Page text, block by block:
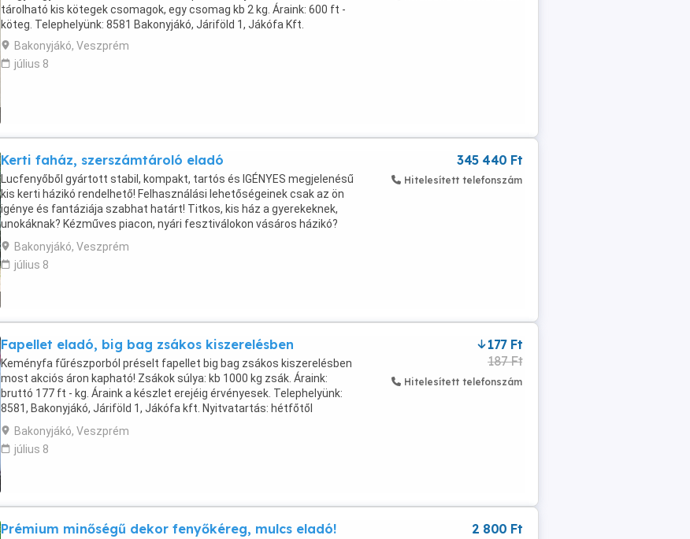
tárolható kis kötegek csomagok, egy csomag kb 2 kg. Áraink: 600 ft -
köteg. Telephelyünk: 8581 Bakonyjákó, Járiföld 1, Jákófa Kft.
Bakonyjákó, Veszprém
július 8
Kerti faház, szerszámtároló eladó
Lucfenyőből gyártott stabil, kompakt, tartós és IGÉNYES megjelenésű
kis kerti házikó rendelhető! Felhasználási lehetőségeinek csak az ön
igénye és fantáziája szabhat határt! Titkos, kis ház a gyerekeknek,
unokáknak? Kézműves piacon, nyári fesztiválokon vásáros házikó?
Vagy már csak tényleg egy ...
Bakonyjákó, Veszprém
július 8
345 440 Ft
Hitelesített telefonszám
Fapellet eladó, big bag zsákos kiszerelésben
Keményfa fűrészporból préselt fapellet big bag zsákos kiszerelésben
most akciós áron kapható! Zsákok súlya: kb 1000 kg zsák. Áraink:
bruttó 177 ft - kg. Áraink a készlet erejéig érvényesek. Telephelyünk:
8581, Bakonyjákó, Járiföld 1, Jákófa kft. Nyitvatartás: hétfőtől
péntekig, reggel 6 -14,30 ...
Bakonyjákó, Veszprém
július 8
177 Ft
187 Ft
Hitelesített telefonszám
Prémium minőségű dekor fenyőkéreg, mulcs eladó! 2 800 Ft